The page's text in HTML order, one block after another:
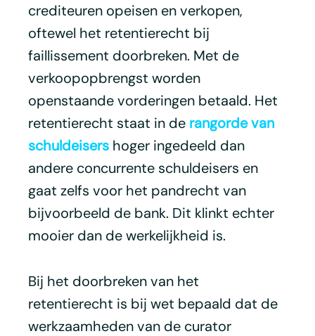
crediteuren opeisen en verkopen,
oftewel het retentierecht bij
faillissement doorbreken. Met de
verkoopopbrengst worden
openstaande vorderingen betaald. Het
retentierecht staat in de rangorde van
schuldeisers hoger ingedeeld dan
andere concurrente schuldeisers en
gaat zelfs voor het pandrecht van
bijvoorbeeld de bank. Dit klinkt echter
mooier dan de werkelijkheid is.
Bij het doorbreken van het
retentierecht is bij wet bepaald dat de
werkzaamheden van de curator